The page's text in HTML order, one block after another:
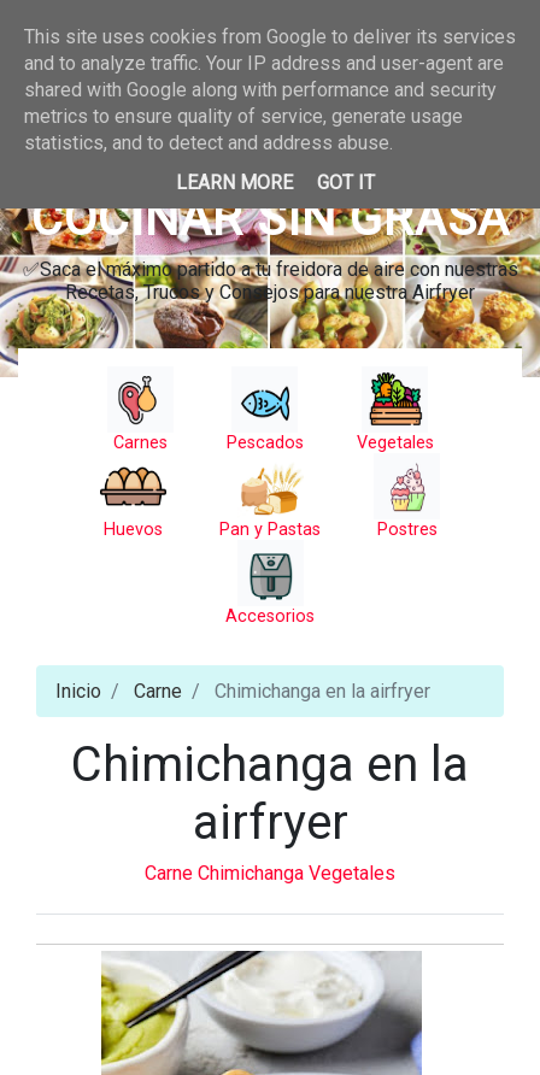
COCINAR SIN GRASA
✅Saca el máximo partido a tu freidora de aire con nuestras
Recetas, Trucos y Consejos para nuestra Airfryer
Carnes Pescados Vegetales
Huevos Pan y Pastas Postres
Accesorios
Inicio Carne Chimichanga en la airfryer
Chimichanga en la
airfryer
Carne Chimichanga Vegetales
This site uses cookies from Google to deliver its services
and to analyze traffic. Your IP address and user-agent are
shared with Google along with performance and security
metrics to ensure quality of service, generate usage
statistics, and to detect and address abuse.
LEARN MORE
GOT IT